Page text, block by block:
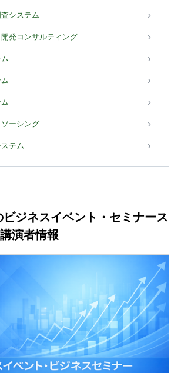
システム
発コンサルティング
ーシング
テム
ジネスイベント・セミナース
演者情報